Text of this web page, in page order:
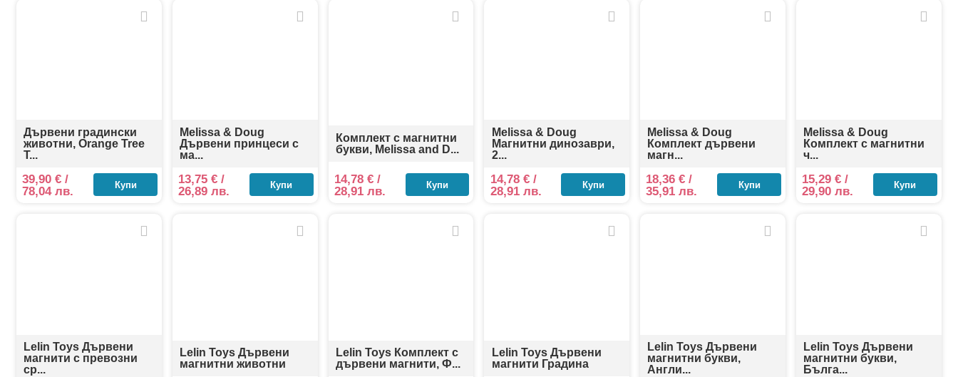
Дървени градински
животни, Orange Tree
T...
39,90€ /
78,04 лв.
Купи
Melissa & Doug
Дървени принцеси с
ма...
13,75€ /
26,89 лв.
Купи
Комплект с магнитни
букви, Melissa and D...
14,78 €/
28,91 лв.
Купи
Melissa & Doug
Магнитни динозаври,
2...
14,78 €/
28,91 лв.
Купи
Melissa & Doug
Комплект дървени
магн...
18,36€ /
35,91 лв.
Купи
Melissa & Doug
Комплект с магнитни
ч...
15,29€ /
29,90 лв.
Купи
Lelin Toys Дървени
магнити с превозни
ср...
Lelin Toys Дървени
магнитни животни
Lelin Toys Комплект с
дървени магнити, Ф...
Lelin Toys Дървени
магнити Градина
Lelin Toys Дървени
магнитни букви,
Англи...
Lelin Toys Дървени
магнитни букви,
Бълга...